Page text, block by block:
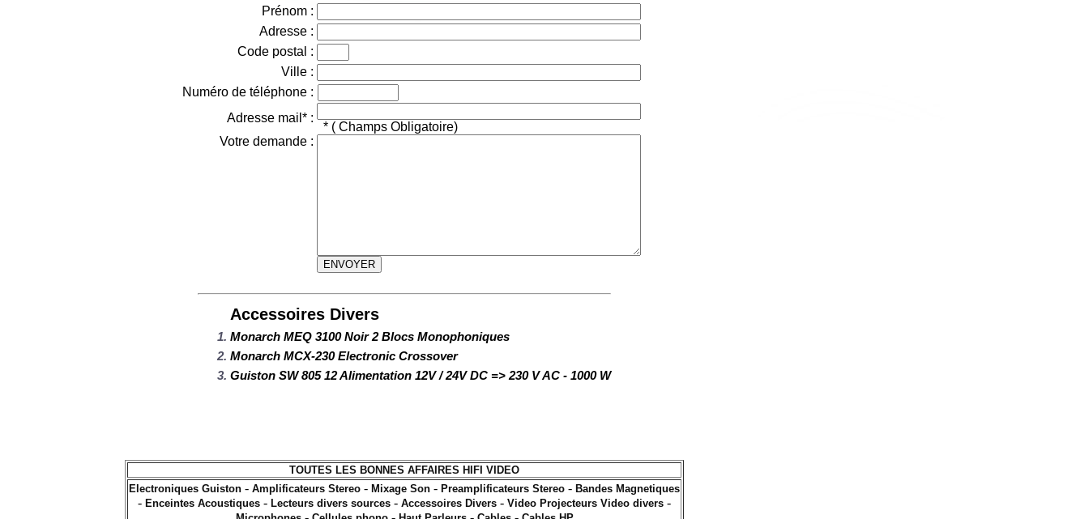
Prénom :
Adresse :
Code postal :
Ville :
Numéro de téléphone :
Adresse mail* :
* ( Champs Obligatoire)
Votre demande :
Accessoires Divers
Monarch MEQ 3100 Noir 2 Blocs Monophoniques
Monarch MCX-230 Electronic Crossover
Guiston SW 805 12 Alimentation 12V / 24V DC => 230 V AC - 1000 W
TOUTES LES BONNES AFFAIRES HIFI VIDEO
Electroniques Guiston - Amplificateurs Stereo - Mixage Son - Preamplificateurs Stereo - Bandes Magnetiques
- Enceintes Acoustiques - Lecteurs divers sources - Accessoires Divers - Video Projecteurs Video divers -